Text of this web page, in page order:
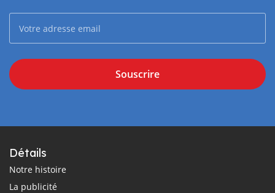
Souscrire
Détails
Notre histoire
La publicité